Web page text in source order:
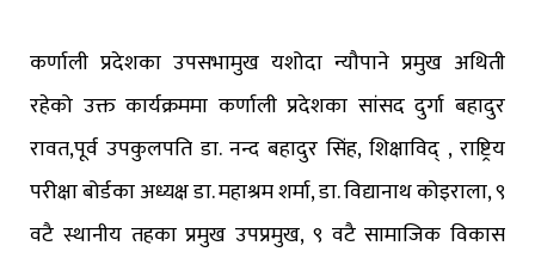
कर्णाली प्रदेशका उपसभामुख यशोदा न्यौपाने प्रमुख अथिती
रहेको उक्त कार्यक्रममा कर्णाली प्रदेशका सांसद दुर्गा बहादुर
रावत,पूर्व उपकुलपति डा. नन्द बहादुर सिंह, शिक्षाविद् , राष्ट्रिय
परीक्षा बोर्डका अध्यक्ष डा. महाश्रम शर्मा, डा. विद्यानाथ कोइराला, ९
वटै स्थानीय तहका प्रमुख उपप्रमुख, ९ वटै सामाजिक विकास